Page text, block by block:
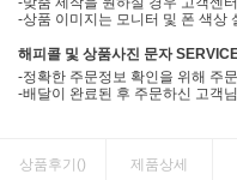
-상품 이미지는 모니터 및 폰 색상
해피콜 및 상품사진 문자
-정확한 주문정보 확인을 위해 주
-배달이 완료된 후 주문하신 고객
상품후기() 제품상세